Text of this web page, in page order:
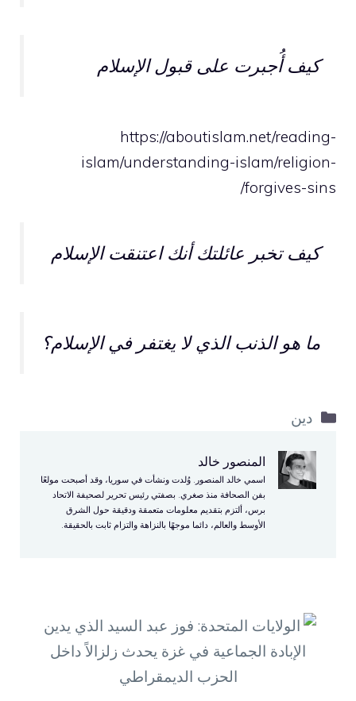
كيف أُجبرت على قبول الإسلام
https://aboutislam.net/reading-
islam/understanding-islam/religion-
forgives-sins/
كيف تخبر عائلتك أنك اعتنقت الإسلام
ما هو الذنب الذي لا يغتفر في الإسلام؟
التصنيفات
دين
المنصور خالد
اسمي خالد المنصور. وُلدت ونشأت في سوريا، وقد أصبحت مولعًا
بفن الصحافة منذ صغري. بصفتي رئيس تحرير لصحيفة الاتحاد
برس، ألتزم بتقديم معلومات متعمقة ودقيقة حول الشرق
الأوسط والعالم، دائما موجهًا بالنزاهة والتزام ثابت بالحقيقة.